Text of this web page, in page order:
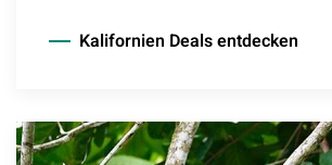
Kalifornien Deals entdecken